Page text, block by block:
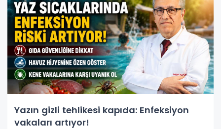
Yazın gizli tehlikesi kapıda: Enfeksiyon
vakaları artıyor!